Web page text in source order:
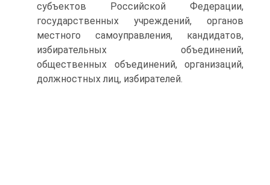
субъектов Российской Федерации,
государственных учреждений, органов
местного самоуправления, кандидатов,
избирательных объединений,
общественных объединений, организаций,
должностных лиц, избирателей.